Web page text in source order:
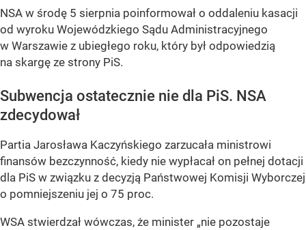
NSA w środę 5 sierpnia poinformował o oddaleniu kasacji
od wyroku Wojewódzkiego Sądu Administracyjnego
w Warszawie z ubiegłego roku, który był odpowiedzią
na skargę ze strony PiS.
Subwencja ostatecznie nie dla PiS. NSA
zdecydował
Partia Jarosława Kaczyńskiego zarzucała ministrowi
finansów bezczynność, kiedy nie wypłacał on pełnej dotacji
dla PiS w związku z decyzją Państwowej Komisji Wyborczej
o pomniejszeniu jej o 75 proc.
WSA stwierdzał wówczas, że minister „nie pozostaje